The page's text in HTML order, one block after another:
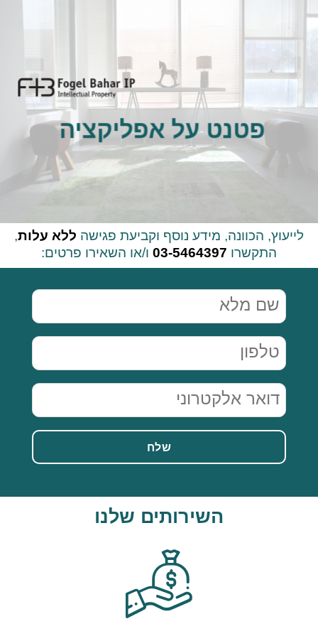
פטנט על אפליקציה
לייעוץ, הכוונה, מידע נוסף וקביעת פגישה ללא עלות,
התקשרו 03-5464397 ו/או השאירו פרטים:
השירותים שלנו